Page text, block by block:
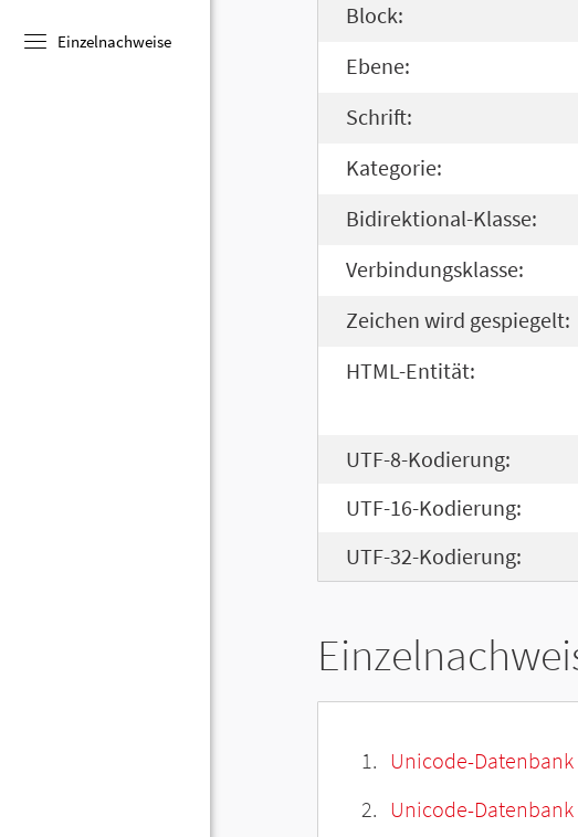
Einzelnachweise
Block:
Ebene:
Schrift:
Kategorie:
Bidirektional-Klasse:
Verbindungsklasse:
Zeichen wird gespiegelt:
HTML-Entität:
UTF-8-Kodierung:
UTF-16-Kodierung:
UTF-32-Kodierung:
Unicode-
Unicode-